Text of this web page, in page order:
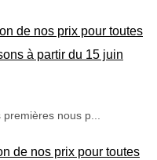
de nos prix pour toutes
à partir du 15 juin
nous p...
de nos prix pour toutes